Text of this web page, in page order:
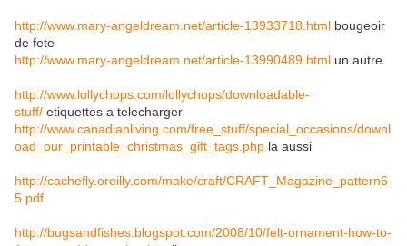
http://www.mary-angeldream.net/article-13933718.html bougeoir
de fete
http://www.mary-angeldream.net/article-13990489.html un autre
http://www.lollychops.com/lollychops/downloadable-
stuff/ etiquettes a telecharger
http://www.canadianliving.com/free_stuff/special_occasions/downl
oad_our_printable_christmas_gift_tags.php la aussi
http://cachefly.oreilly.com/make/craft/CRAFT_Magazine_pattern6
5.pdf
http://bugsandfishes.blogspot.com/2008/10/felt-ornament-how-to-